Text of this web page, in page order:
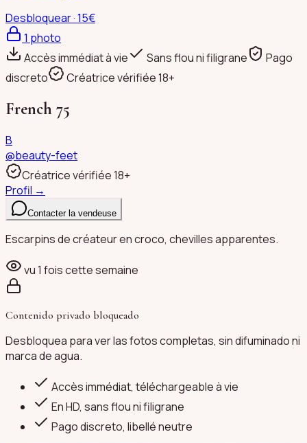
Desbloquear · 15€
1 photo
Accès immédiat à vie
Sans flou ni filigrane
Pago
discreto
Créatrice vérifiée 18+
French 75
B
@beauty-feet
Créatrice vérifiée 18+
Profil →
Contacter la vendeuse
Escarpins de créateur en croco, chevilles apparentes.
vu1 fois cette semaine
Contenido privado bloqueado
Desbloquea para ver las fotos completas, sin difuminado ni
marca de agua.
Accès immédiat, téléchargeable à vie
En HD, sans flou ni filigrane
Pago discreto, libellé neutre